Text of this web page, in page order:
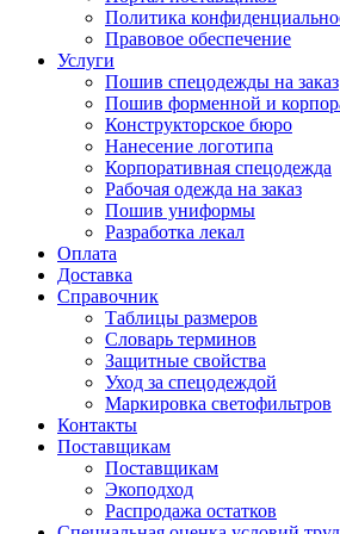
Политика
Правовое обеспечение
Услуги
Пошив спецодежды на заказ
Пошив форменной и
Конструкторское бюро
Нанесение логотипа
Корпоративная спецодежда
Рабочая одежда на заказ
Пошив униформы
Разработка лекал
Оплата
Доставка
Справочник
Таблицы размеров
Словарь терминов
Защитные свойства
Уход за спецодеждой
Маркировка светофильтров
Контакты
Поставщикам
Поставщикам
Экоподход
Распродажа остатков